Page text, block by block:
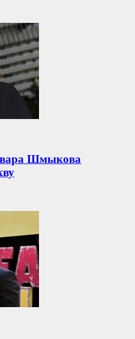
Шмыкова